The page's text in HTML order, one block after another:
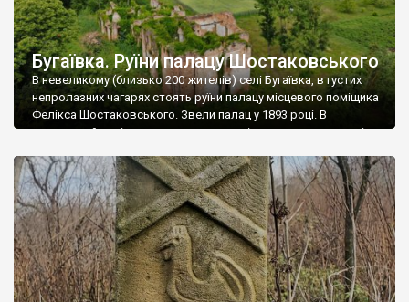
Бугаївка. Руїни палацу Шостаковського
В невеликому (близько 200 жителів) селі Бугаївка, в густих
непролазних чагарях стоять руїни палацу місцевого поміщика
Фелікса Шостаковського. Звели палац у 1893 році. В
радянський період у ньому спочатку містилася школа, потім
століття тут розмістили туберкульозну лікарню. Коли із
палацу виїхала лікарня – ми точно не […]